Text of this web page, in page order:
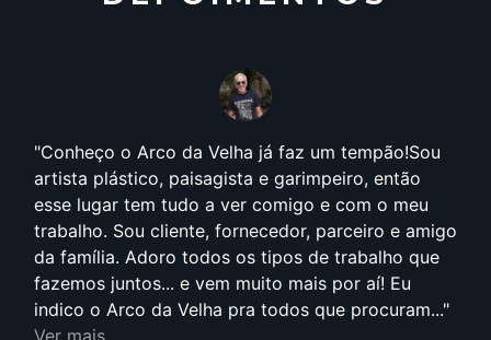
Conheço o Arco da Velha já faz um tempão!Sou
artista plástico, paisagista e garimpeiro, então
esse lugar tem tudo a ver comigo e com o meu
trabalho. Sou cliente, fornecedor, parceiro e amigo
da família. Adoro todos os tipos de trabalho que
fazemos juntos... e vem muito mais por aí! Eu
indico o Arco da Velha pra todos que procuram...
Ver mais